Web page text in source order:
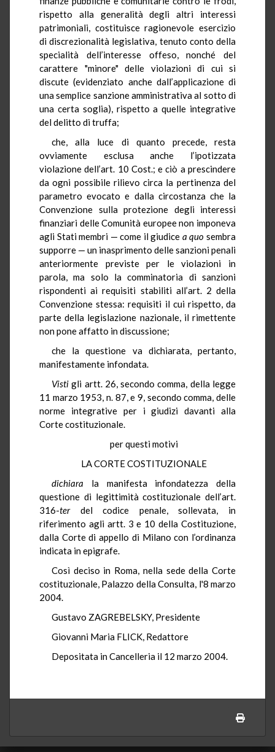
rispetto alla generalità degli altri interessi
patrimoniali, costituisce ragionevole esercizio
di discrezionalità legislativa, tenuto conto della
specialità dell’interesse offeso, nonché del
carattere "minore" delle violazioni di cui si
discute (evidenziato anche dall’applicazione di
una semplice sanzione amministrativa al sotto di
una certa soglia), rispetto a quelle integrative
del delitto di truffa;
che, alla luce di quanto precede, resta
ovviamente esclusa anche l’ipotizzata
violazione dell’art. 10 Cost.; e ciò a prescindere
da ogni possibile rilievo circa la pertinenza del
parametro evocato e dalla circostanza che la
Convenzione sulla protezione degli interessi
finanziari delle Comunità europee non imponeva
agli Stati membri — come il giudice a quosembra
supporre — un inasprimento delle sanzioni penali
anteriormente previste per le violazioni in
parola, ma solo la comminatoria di sanzioni
rispondenti ai requisiti stabiliti all’art. 2 della
Convenzione stessa: requisiti il cui rispetto, da
parte della legislazione nazionale, il rimettente
non pone affatto in discussione;
che la questione va dichiarata, pertanto,
manifestamente infondata.
Visti gli artt. 26, secondo comma, della legge
11 marzo 1953, n. 87, e 9, secondo comma, delle
norme integrative per i giudizi davanti alla
Corte costituzionale.
per questi motivi
LA CORTE COSTITUZIONALE
dichiara la manifesta infondatezza della
questione di legittimità costituzionale dell’art.
316-terdel codice penale, sollevata, in
riferimento agli artt. 3 e 10 della Costituzione,
dalla Corte di appello di Milano con l’ordinanza
indicata in epigrafe.
Così deciso in Roma, nella sede della Corte
costituzionale, Palazzo della Consulta, l'8 marzo
2004.
Gustavo ZAGREBELSKY, Presidente
Giovanni Maria FLICK, Redattore
Depositata in Cancelleria il 12 marzo 2004.